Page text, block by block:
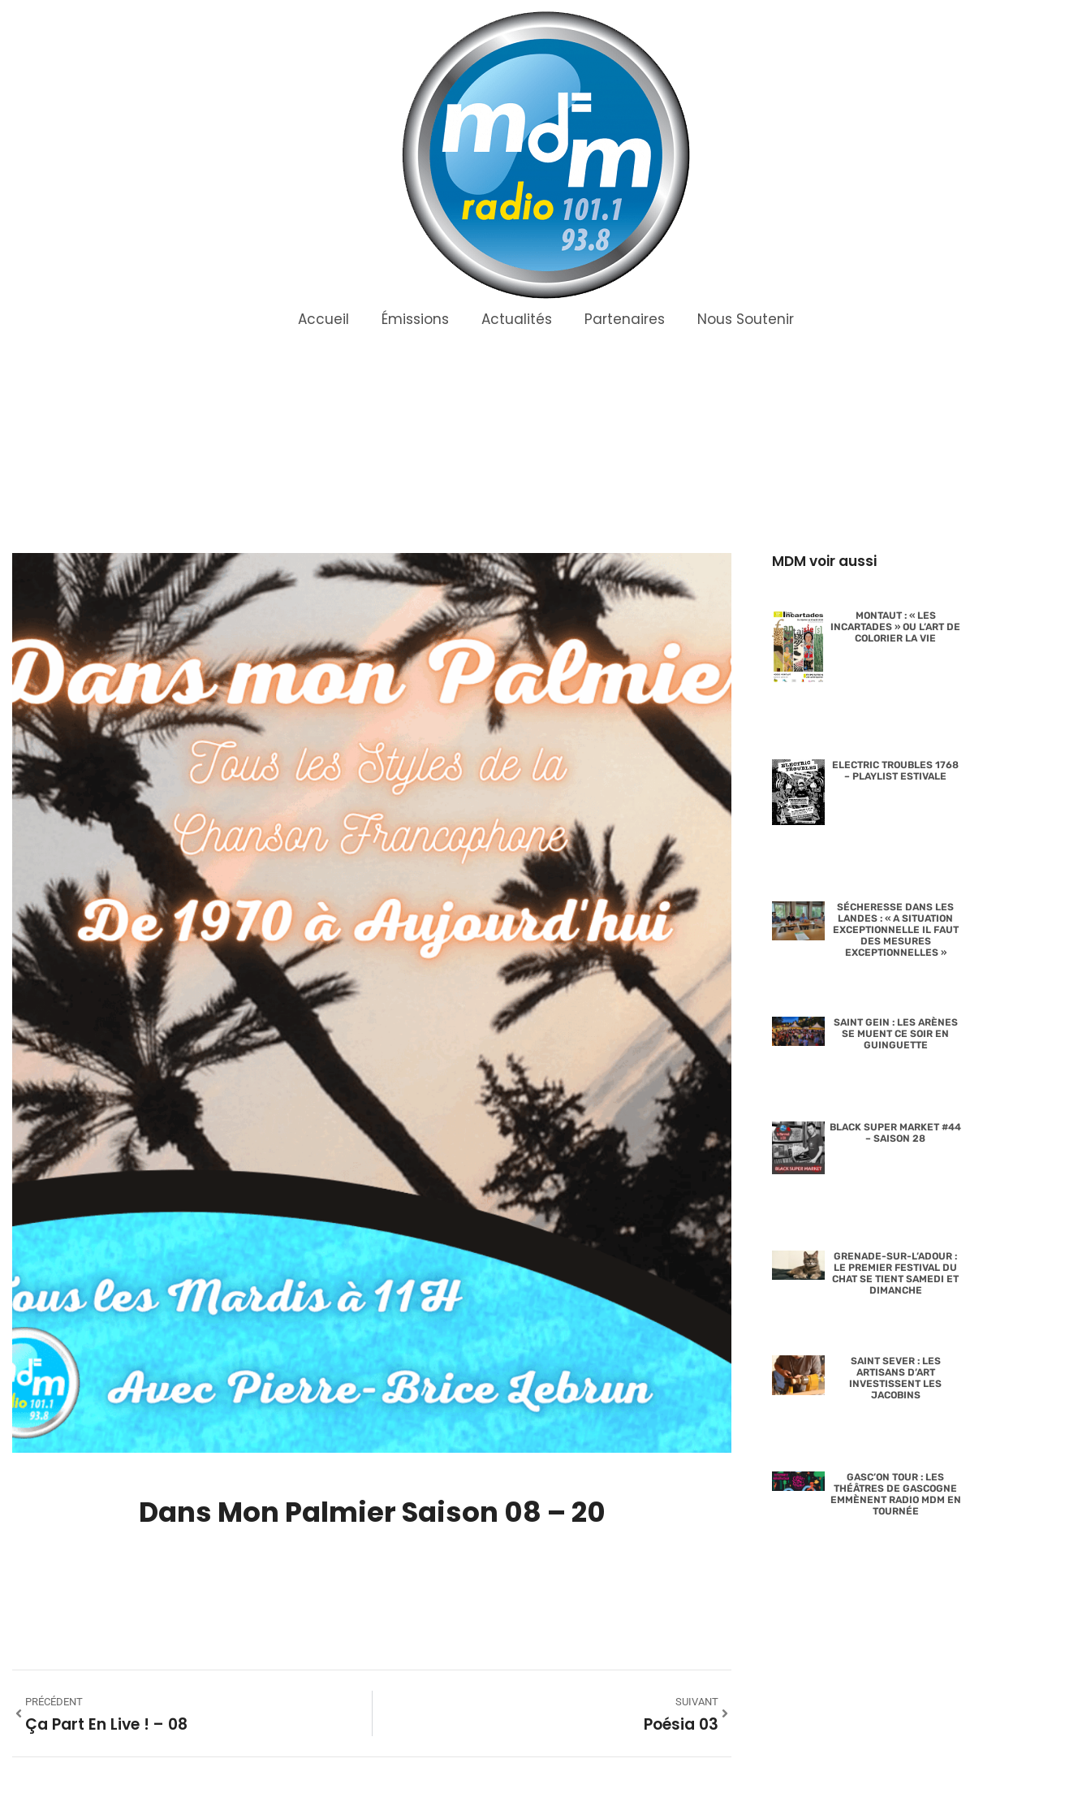
Accueil Émissions Actualités Partenaires Nous Soutenir
Dans Mon Palmier Saison 08 – 20
PRÉCÉDENT
Ça Part En Live ! – 08
SUIVANT
Poésia 03
MDM voir aussi
MONTAUT : « LES
INCARTADES » OU L’ART DE
COLORIER LA VIE
ELECTRIC TROUBLES 1768
– PLAYLIST ESTIVALE
SÉCHERESSE DANS LES
LANDES : « A SITUATION
EXCEPTIONNELLE IL FAUT
DES MESURES
EXCEPTIONNELLES »
SAINT GEIN : LES ARÈNES
SE MUENT CE SOIR EN
GUINGUETTE
BLACK SUPER MARKET #44
– SAISON 28
GRENADE-SUR-L’ADOUR :
LE PREMIER FESTIVAL DU
CHAT SE TIENT SAMEDI ET
DIMANCHE
SAINT SEVER : LES
ARTISANS D’ART
INVESTISSENT LES
JACOBINS
GASC’ON TOUR : LES
THÉÂTRES DE GASCOGNE
EMMÈNENT RADIO MDM EN
TOURNÉE